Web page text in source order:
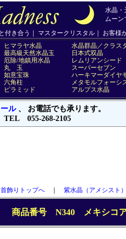
首飾りトップへ ｜ 紫水晶（アメシスト
商品番号 N340 メキシコア